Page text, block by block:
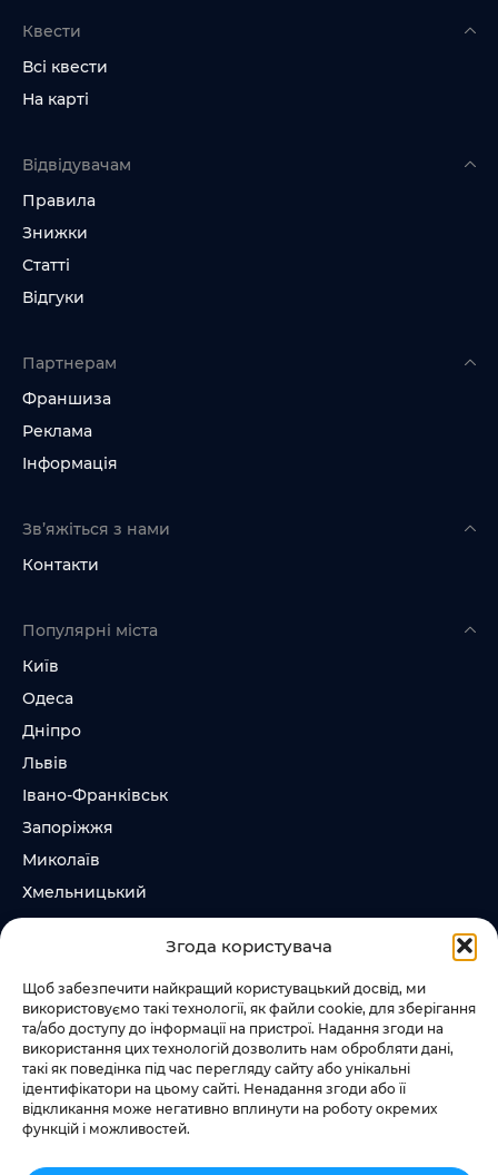
Згода користувача
Щоб забезпечити найкращий користувацький досвід, ми
використовуємо такі технології, як файли cookie, для зберігання
та/або доступу до інформації на пристрої. Надання згоди на
використання цих технологій дозволить нам обробляти дані,
такі як поведінка під час перегляду сайту або унікальні
ідентифікатори на цьому сайті. Ненадання згоди або її
відкликання може негативно вплинути на роботу окремих
функцій і можливостей.
Квести
Всі квести
На карті
Відвідувачам
Правила
Знижки
Статті
Відгуки
Партнерам
Франшиза
Реклама
Інформація
Зв’яжіться з нами
Контакти
Популярні міста
Київ
Одеса
Дніпро
Львів
Івано-Франківськ
Запоріжжя
Миколаїв
Хмельницький
Суми
Слідкувати за нами
+38 073 185 81 11
+38 067 457 86 44